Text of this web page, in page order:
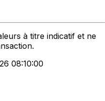
à titre indicatif et ne
08:10:00